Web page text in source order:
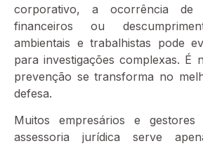
corporativo, a ocorrência de
financeiros ou
ambientais e trabalhistas pode
para investigações complexas. É
prevenção se transforma no
defesa.
Muitos empresários e
assessoria jurídica serve